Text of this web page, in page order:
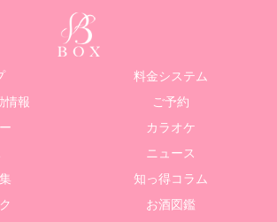
料金システム
情報
ご予約
カラオケ
ニュース
知っ得コラム
お酒図鑑